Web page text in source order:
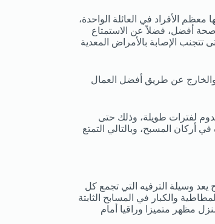
الأفراد في العائلة الواحدة،
أفضل، فضلاً عن الاستمتاع
تتجنب الإصابة بالأمراض المعدية
عن طريق أفضل العمال
لفترات طويلة، وذلك حتى
أركان المسبح، وبالتالي التمتع
يعد وسيلة الترفيه التي تجمع كل
والكبار في المسابح الثابتة
مظهر متميزا وراقيا أمام